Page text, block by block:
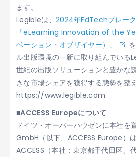
ます。
Legibleは、 2024年EdTechブレー
「eLearning Innovation of the
ベーション・オブザイヤー）」
ル出版環境の一新に取り組んでいる
世紀の出版ソリューションと豊かな
きな市場シェアを獲得する態勢を整
https://www.legible.com
■ACCESS Europeについて
ドイツ・オーバーハウゼンに本社を
GmbH（以下、ACCESS Europe）
ACCESS（本社：東京都千代田区、